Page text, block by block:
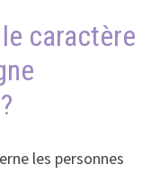
caractère
les personnes